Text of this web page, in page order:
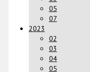
05
07
2023
02
03
04
05